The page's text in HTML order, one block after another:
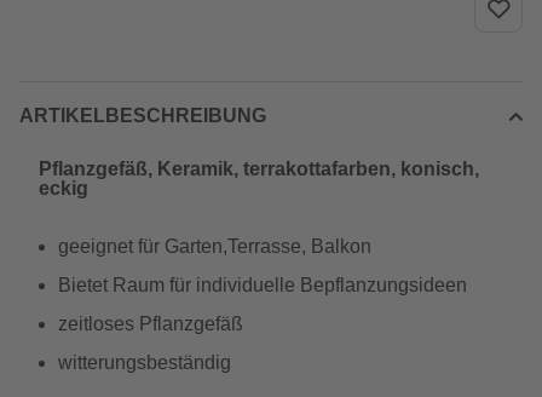
ARTIKELBESCHREIBUNG
Pflanzgefäß, Keramik, terrakottafarben, konisch,
eckig
geeignet für Garten,Terrasse, Balkon
Bietet Raum für individuelle Bepflanzungsideen
zeitloses Pflanzgefäß
witterungsbeständig